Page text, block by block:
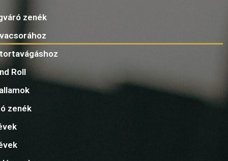
zenék
Roll
zenék